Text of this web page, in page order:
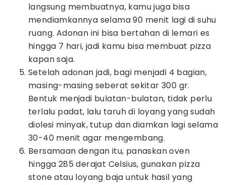
langsung membuatnya, kamu juga bisa
mendiamkannya selama 90 menit lagi di suhu
ruang. Adonan ini bisa bertahan di lemari es
hingga 7 hari, jadi kamu bisa membuat pizza
kapan saja.
Setelah adonan jadi, bagi menjadi 4 bagian,
masing-masing seberat sekitar 300 gr.
Bentuk menjadi bulatan-bulatan, tidak perlu
terlalu padat, lalu taruh di loyang yang sudah
diolesi minyak, tutup dan diamkan lagi selama
30-40 menit agar mengembang.
Bersamaan dengan itu, panaskan oven
hingga 285 derajat Celsius, gunakan pizza
stone atau loyang baja untuk hasil yang